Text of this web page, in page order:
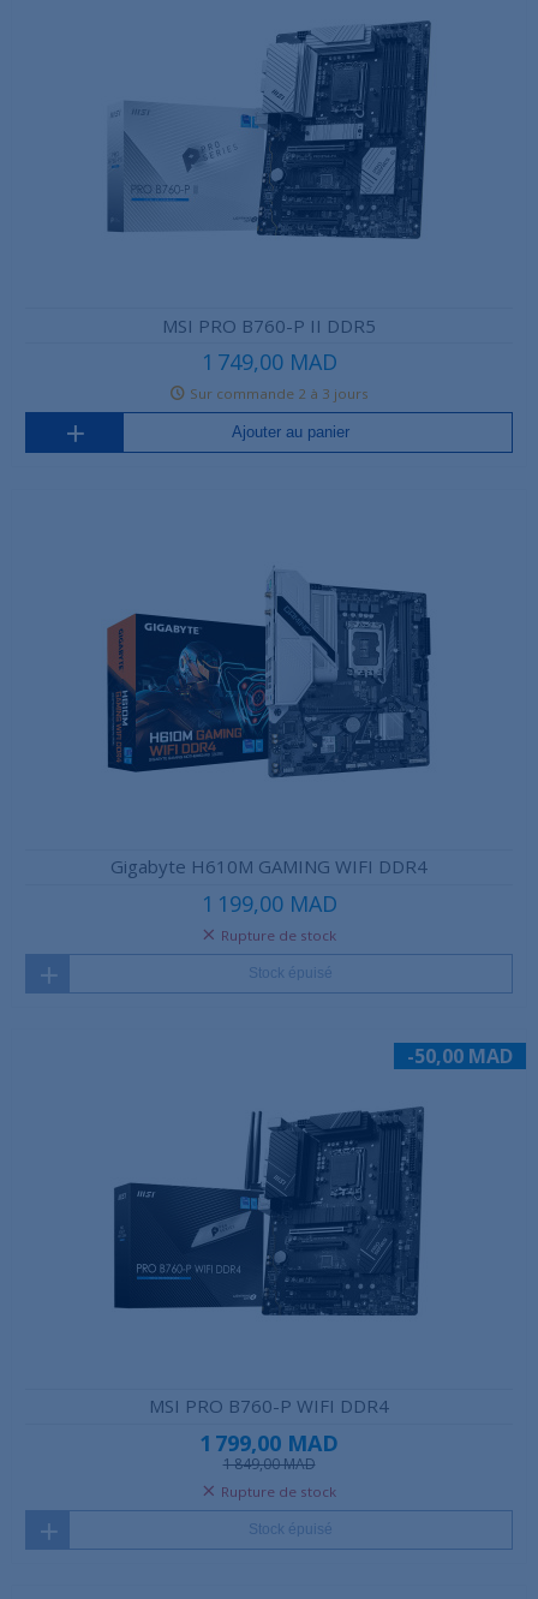
MSI PRO B760-P II DDR5
1 749,00 MAD
Sur commande 2 à 3 jours
Ajouter au panier
Gigabyte H610M GAMING WIFI DDR4
1 199,00 MAD
Rupture de stock
Stock épuisé
-50,00 MAD
MSI PRO B760-P WIFI DDR4
1 799,00 MAD
1 849,00 MAD
Rupture de stock
Stock épuisé